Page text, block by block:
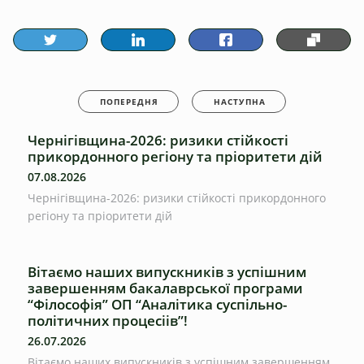
ПОПЕРЕДНЯ НАСТУПНА
Чернігівщина-2026: ризики стійкості
прикордонного регіону та пріоритети дій
07.08.2026
Чернігівщина-2026: ризики стійкості прикордонного
регіону та пріоритети дій
Вітаємо наших випускників з успішним
завершенням бакалаврської програми
“Філософія” ОП “Аналітика суспільно-
політичних процесіів”!
26.07.2026